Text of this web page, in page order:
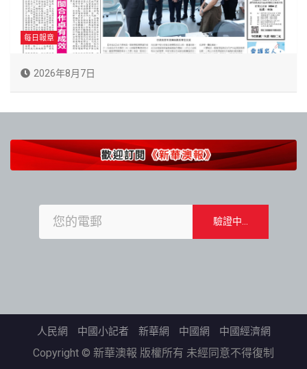
每日報章
2026年8月7日
人民網 中國小記者 新華網 中國網 中國經濟網
Copyright © 新華澳報 版權所有 未經同意不得復制